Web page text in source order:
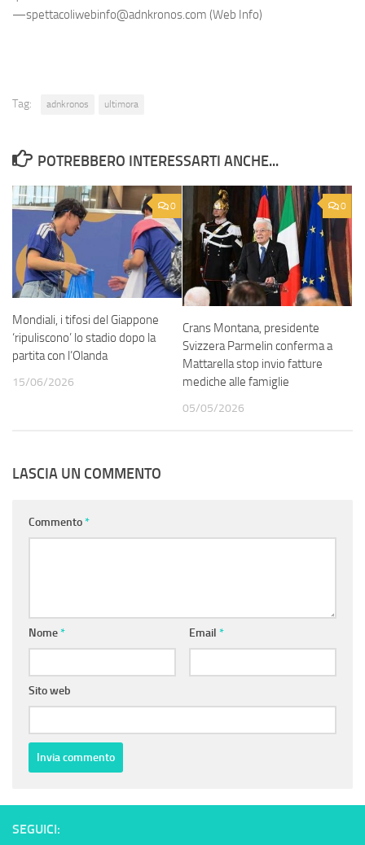
—spettacoliwebinfo@adnkronos.com (Web Info)
Tag: adnkronos ultimora
POTREBBERO INTERESSARTI ANCHE...
0
Mondiali, i tifosi del Giappone
‘ripuliscono’ lo stadio dopo la
partita con l’Olanda
15/06/2026
0
Crans Montana, presidente
Svizzera Parmelin conferma a
Mattarella stop invio fatture
mediche alle famiglie
05/05/2026
LASCIA UN COMMENTO
Commento*
Nome* Email *
Sito web
SEGUICI: